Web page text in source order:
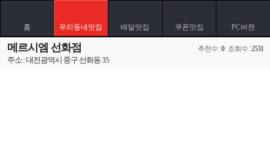
홈 우리동네맛집 배달맛집 쿠폰맛집 PC버젼
메르시엠 선화점 추천수 :0조회수 :2531
주소 : 대전광역시 중구 선화동 35